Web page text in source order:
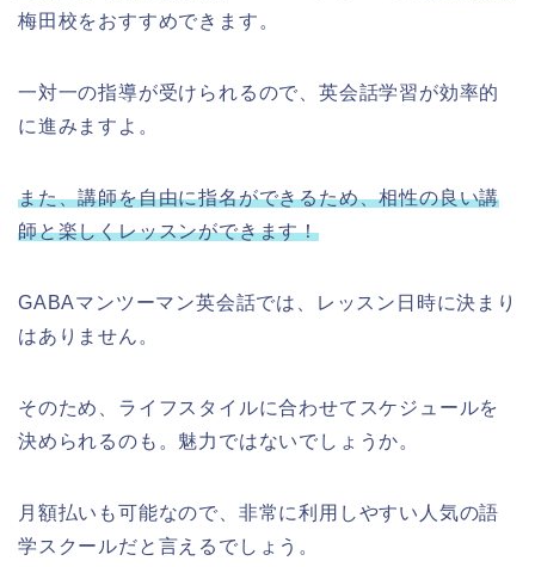
梅田校をおすすめできます。
一対一の指導が受けられるので、英会話学習が効率的
に進みますよ。
また、講師を自由に指名ができるため、相性の良い講
師と楽しくレッスンができます！
GABAマンツーマン英会話では、レッスン日時に決まり
はありません。
そのため、ライフスタイルに合わせてスケジュールを
決められるのも。魅力ではないでしょうか。
月額払いも可能なので、非常に利用しやすい人気の語
学スクールだと言えるでしょう。